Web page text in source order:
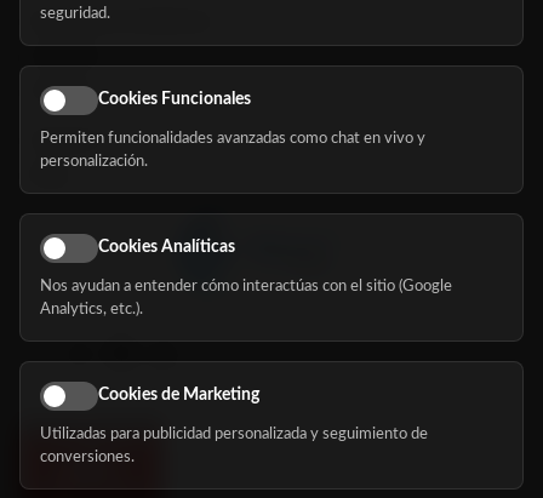
Buscador de residencias
Eventos
Nosotros
Síguenos
seguridad.
Cookies Funcionales
Permiten funcionalidades avanzadas como chat en vivo y
personalización.
Cookies Analíticas
Nos ayudan a entender cómo interactúas con el sitio (Google
Analytics, etc.).
Cookies de Marketing
Utilizadas para publicidad personalizada y seguimiento de
conversiones.